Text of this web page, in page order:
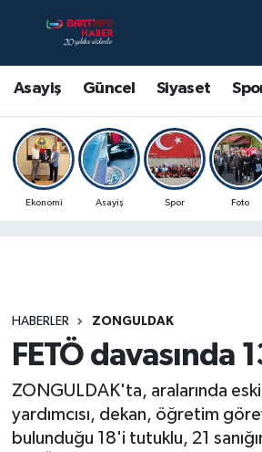
Asayiş Güncel Siyaset
Ekonomi Asayiş Spor Foto
HABERLER ZONGULDAK
FETÖ davasında
ZONGULDAK'ta, aralarında
yardımcısı, dekan, öğretim
bulunduğu 18'i tutuklu, 21
Asayiş
Bartın Hakkında
Çevre
Eğitim
Kültür-Sanat
Magazin
Medya
Bartın Nöbetçi Eczaneler
Bartın Hava Durumu
Bartin Namaz Vakitleri
Bartın Trafik Yoğunluk
Son Dakika Haberleri
Haber Arşivi